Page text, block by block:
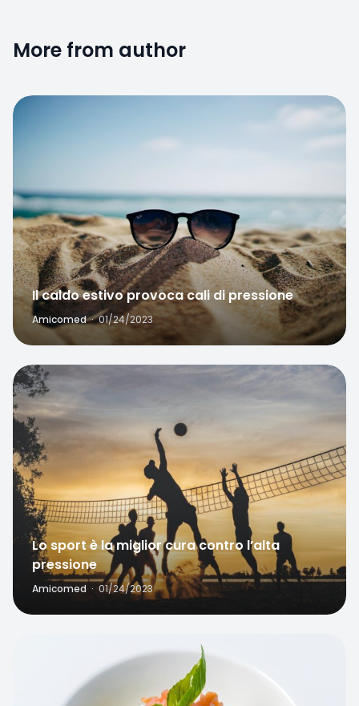
More from author
Il caldo estivo provoca cali di pressione
Amicomed · 01/24/2023
Favorite
Lo sport è la miglior cura contro l’alta
pressione
Amicomed · 01/24/2023